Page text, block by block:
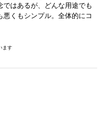
はあるが、どんな用途でも
くもシンプル。全体的にコ
ます